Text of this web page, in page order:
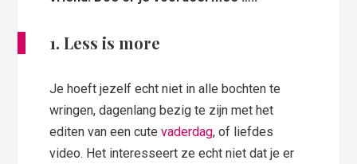
1. Less is more
Je hoeft jezelf echt niet in alle bochten te
wringen, dagenlang bezig te zijn met het
editen van een cutevaderdag, of liefdes
video. Het interesseert ze echt niet dat je er